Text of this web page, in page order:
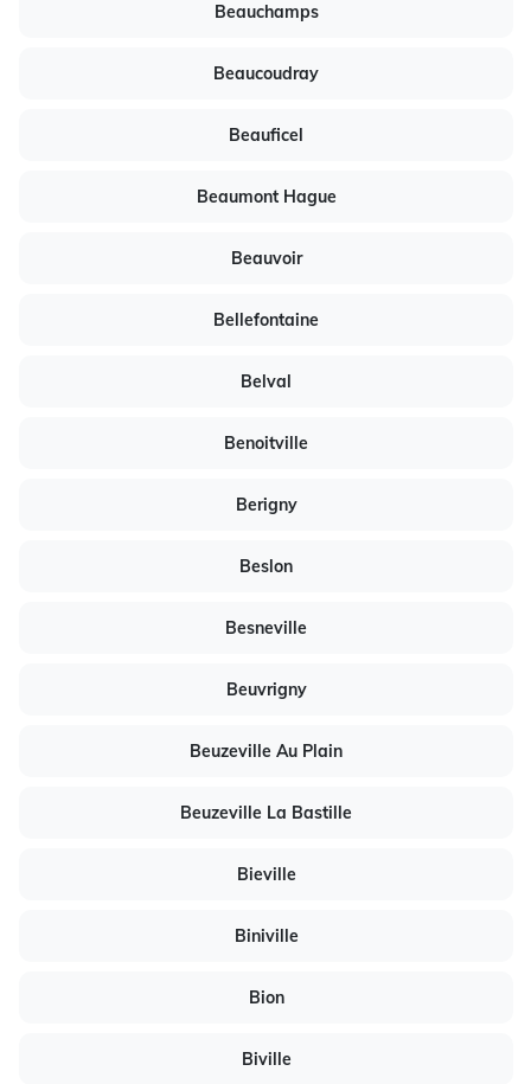
Beauchamps
Beaucoudray
Beauficel
Beaumont Hague
Beauvoir
Bellefontaine
Belval
Benoitville
Berigny
Beslon
Besneville
Beuvrigny
Beuzeville Au Plain
Beuzeville La Bastille
Bieville
Biniville
Bion
Biville